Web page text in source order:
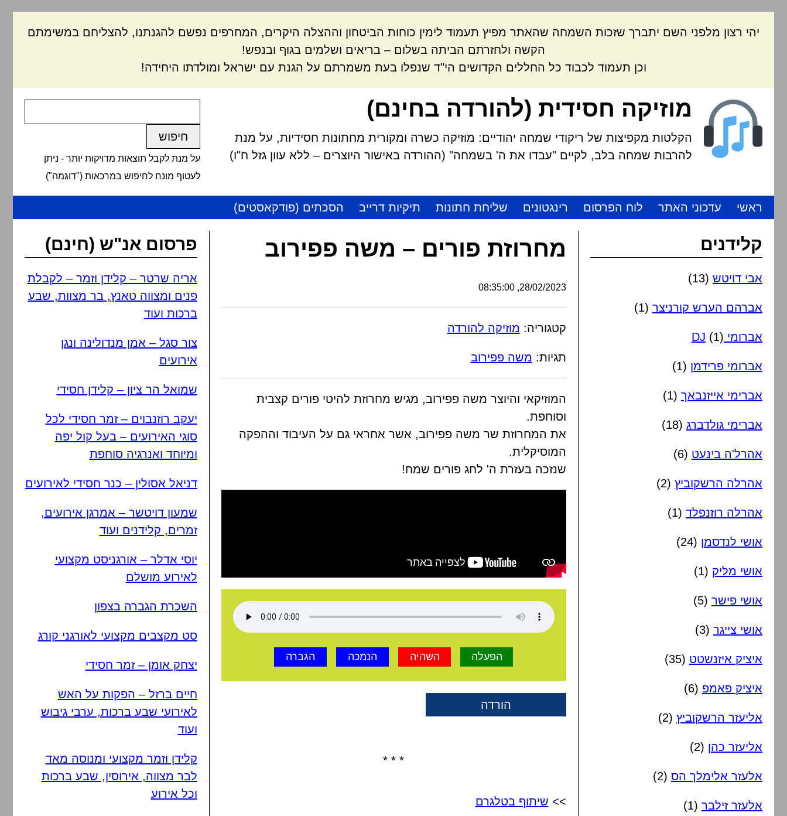
יהי רצון מלפני השם יתברך שזכות השמחה שהאתר מפיץ תעמוד לימין כוחות הביטחון וההצלה היקרים, המחרפים נפשם להגנתנו, להצליחם במשימתם
הקשה ולחזרתם הביתה בשלום – בריאים ושלמים בגוף ובנפש!
וכן תעמוד לכבוד כל החללים הקדושים הי"ד שנפלו בעת משמרתם על הגנת עם ישראל ומולדתו היחידה!
מוזיקה חסידית (להורדה בחינם)
הקלטות מקפיצות של ריקודי שמחה יהודיים: מוזיקה כשרה ומקורית מחתונות חסידיות, על מנת
להרבות שמחה בלב, לקיים "עבדו את ה' בשמחה" (ההורדה באישור היוצרים – ללא עוון גזל ח"ו)
על מנת לקבל תוצאות מדויקות יותר - ניתן
לעטוף מונח לחיפוש במרכאות ("דוגמה")
ראשי עדכוני האתר לוח הפרסום רינגטונים שליחת חתונות תיקיות דרייב הסכתים (פודקאסטים)
מחרוזת פורים – משה פפירוב
28/02/2023, 08:35:00
קטגוריה: מוזיקה להורדה
תגיות: משה פפירוב
המוזיקאי והיוצר משה פפירוב, מגיש מחרוזת להיטי פורים קצבית
וסוחפת.
את המחרוזת שר משה פפירוב, אשר אחראי גם על העיבוד וההפקה
המוסיקלית.
שנזכה בעזרת ה' לחג פורים שמח!
הפעלה השהיה הנמכה הגברה
הורדה
* * *
>> שיתוף בטלגרם
קלידנים
אבי דויטש (13)
אברהם הערש קורניצר (1)
אברומי DJ (1)
אברומי פרידמן (1)
אברימי אייזנבאך (1)
אברימי גולדברג (18)
אהרל'ה בינעט (6)
אהרלה הרשקוביץ (2)
אהרלה רוזנפלד (1)
אושי לנדסמן (24)
אושי מליק (1)
אושי פישר (5)
אושי צייגר (3)
איציק איזנשטט (35)
איציק פאמפ (6)
אליעזר הרשקוביץ (2)
אליעזר כהן (2)
אלעזר אלימלך הס (2)
אלעזר זילבר (1)
פרסום אנ"ש (חינם)
אריה שרטר – קלידן וזמר – לקבלת
פנים ומצווה טאנץ, בר מצוות, שבע
ברכות ועוד
צור סגל – אמן מנדולינה ונגן
אירועים
שמואל הר ציון – קלידן חסידי
יעקב רוזנבוים – זמר חסידי לכל
סוגי האירועים – בעל קול יפה
ומיוחד ואנרגיה סוחפת
דניאל אסולין – כנר חסידי לאירועים
שמעון דויטשר – אמרגן אירועים,
זמרים, קלידנים ועוד
יוסי אדלר – אורגניסט מקצועי
לאירוע מושלם
השכרת הגברה בצפון
סט מקצבים מקצועי לאורגני קורג
יצחק אומן – זמר חסידי
חיים ברזל – הפקות על האש
לאירועי שבע ברכות, ערבי גיבוש
ועוד
קלידן וזמר מקצועי ומנוסה מאד
לבר מצווה, אירוסין, שבע ברכות
וכל אירוע